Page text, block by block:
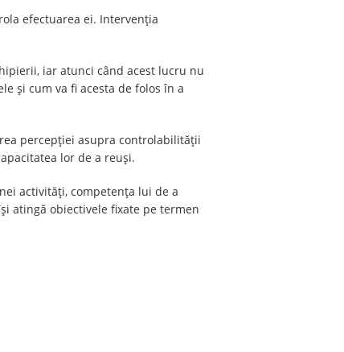
efectuarea ei. Intervenția
iar atunci când acest lucru nu
și cum va fi acesta de folos în a
percepției asupra controlabilității
lor de a reuși.
activități, competența lui de a
atingă obiectivele fixate pe termen